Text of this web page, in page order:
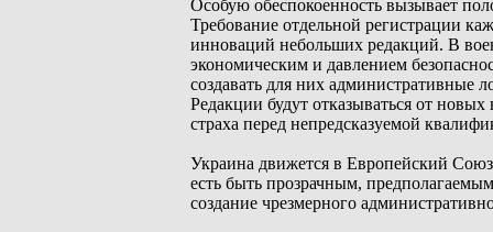
Особую обеспокоенность вызывает
Требование отдельной регистрации
инноваций небольших редакций. В
экономическим и давлением
создавать для них административные
Редакции будут отказываться от
страха перед непредсказуемой
Украина движется в Европейский
есть быть прозрачным,
создание чрезмерного